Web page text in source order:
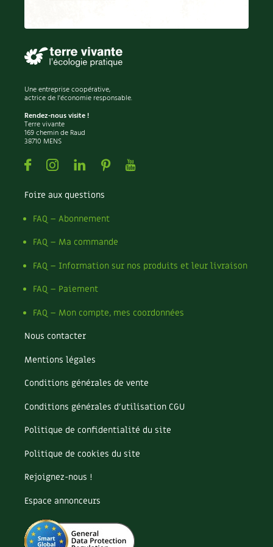
Habitat écologique
Matériaux écologiques
Énergie
Gestion de l’eau
Entretien de la maison
Décoration et petit bricolage
Santé et bien-être
Société et alternatives
Vivre l’écologie
Protéger la nature
Enfants
Actions pour la planète
Les 4 saisons
Archives
Expés
Bonnes adresses
Liste des pépiniéristes
Mieux consommer
Une entreprise coopérative,
actrice de l'économie responsable.
Rendez-nous visite !
Terre vivante
169 chemin de Raud
38710 MENS
FacebookInstagramLinkedin
PinterestYoutube
Foire aux questions
FAQ – Abonnement
FAQ – Ma commande
FAQ – Information sur nos produits et leur livraison
FAQ – Paiement
FAQ – Mon compte, mes coordonnées
Nous contacter
Mentions légales
Conditions générales de vente
Conditions générales d’utilisation CGU
Politique de confidentialité du site
Politique de cookies du site
Rejoignez-nous !
Espace annonceurs